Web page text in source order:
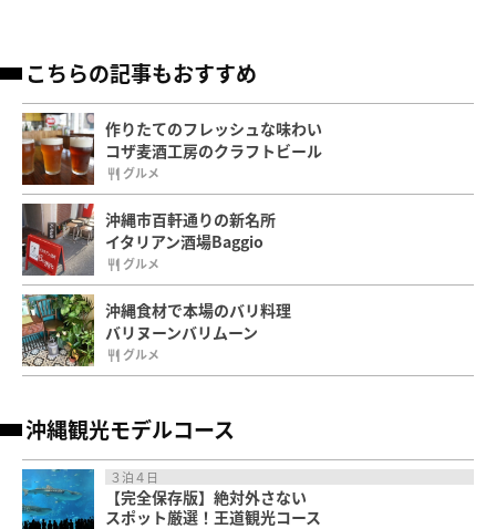
こちらの記事もおすすめ
作りたてのフレッシュな味わい
コザ麦酒工房のクラフトビール
グルメ
沖縄市百軒通りの新名所
イタリアン酒場Baggio
グルメ
沖縄食材で本場のバリ料理
バリヌーンバリムーン
グルメ
沖縄観光モデルコース
３泊４日
【完全保存版】絶対外さない
スポット厳選！王道観光コース